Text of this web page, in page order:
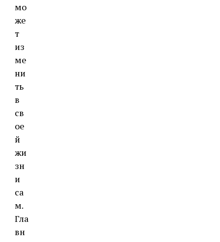
мо
же
т
из
ме
ни
ть
в
св
ое
й
жи
зн
и
са
м.
Гла
вн